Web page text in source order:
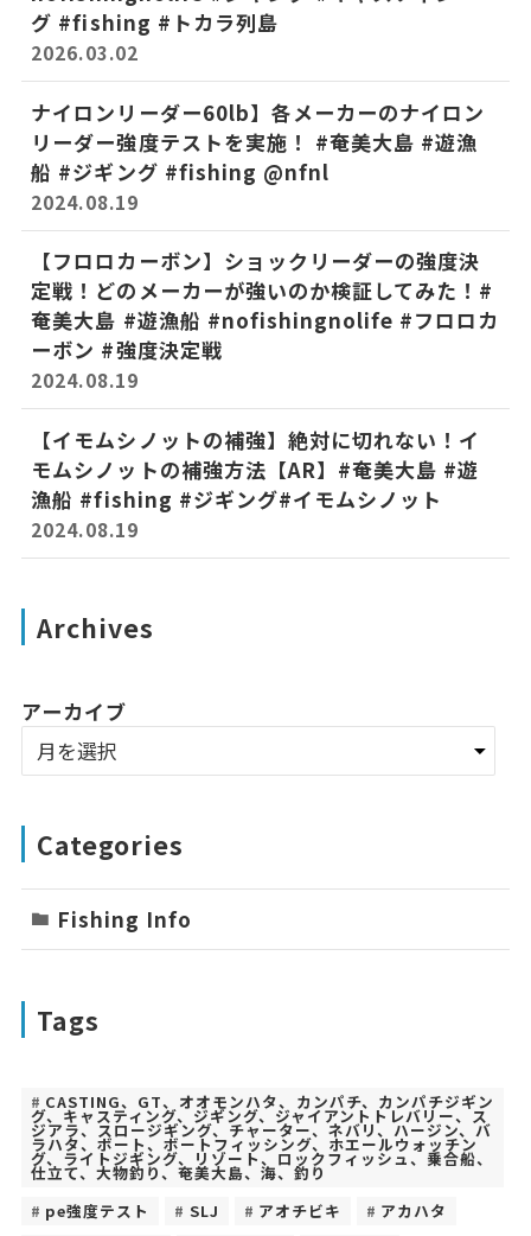
グ #fishing #トカラ列島
2026.03.02
ナイロンリーダー60lb】各メーカーのナイロン
リーダー強度テストを実施！ #奄美大島 #遊漁
船 #ジギング #fishing ​‪@nfnl‬
2024.08.19
【フロロカーボン】ショックリーダーの強度決
定戦！どのメーカーが強いのか検証してみた！#
奄美大島 #遊漁船 #nofishingnolife #フロロカ
ーボン #強度決定戦
2024.08.19
【イモムシノットの補強】絶対に切れない！イ
モムシノットの補強方法【AR】#奄美大島 #遊
漁船 #fishing #ジギング#イモムシノット
2024.08.19
Archives
アーカイブ
Categories
Fishing Info
Tags
CASTING、GT、オオモンハタ、カンパチ、カンパチジギン
グ、キャスティング、ジギング、ジャイアントトレバリー、ス
ジアラ、スロージギング、チャーター、ネバリ、ハージン、バ
ラハタ、ボート、ボートフィッシング、ホエールウォッチン
グ、ライトジギング、リゾート、ロックフィッシュ、乗合船、
仕立て、大物釣り、奄美大島、海、釣り
pe強度テスト
SLJ アオチビキ
アカハタ